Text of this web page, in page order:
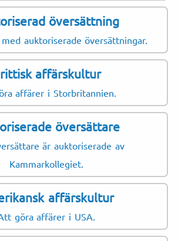
översättning
auktoriserade översättningar.
affärskultur
affärer i Storbritannien.
översättare
är auktoriserade av
Kammarkollegiet.
affärskultur
göra affärer i USA.